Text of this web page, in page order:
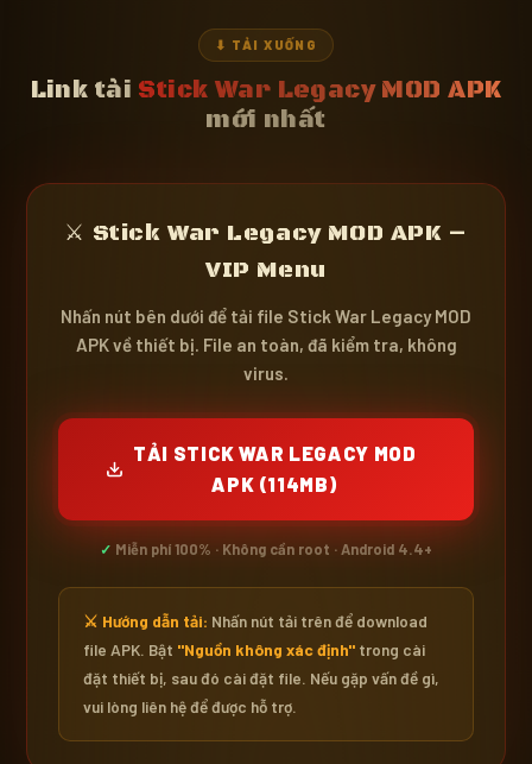
⬇ TẢI XUỐNG
Link tải Stick War Legacy MOD APK
mới nhất
⚔️ Stick War Legacy MOD APK –
VIP Menu
Nhấn nút bên dưới để tải file Stick War Legacy MOD
APK về thiết bị. File an toàn, đã kiểm tra, không
virus.
TẢI STICK WAR LEGACY MOD
APK (114MB)
✓ Miễn phí 100% · Không cần root · Android 4.4+
⚔️ Hướng dẫn tải: Nhấn nút tải trên để download
file APK. Bật "Nguồn không xác định" trong cài
đặt thiết bị, sau đó cài đặt file. Nếu gặp vấn đề gì,
vui lòng liên hệ để được hỗ trợ.